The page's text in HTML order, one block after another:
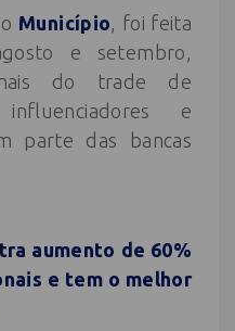
Município , foi feita
e setembro,
do trade de
e
parte das bancas
aumento de 60%
e tem o melhor